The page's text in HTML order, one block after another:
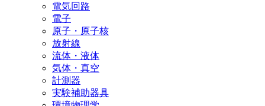
電気回路
電子
原子・原子核
放射線
流体・液体
気体・真空
計測器
実験補助器具